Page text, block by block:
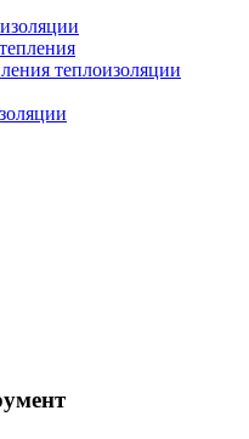
теплоизоляции